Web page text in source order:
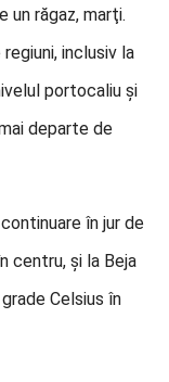
un răgaz, marţi.
inclusiv la
portocaliu şi
departe de
în jur de
centru, şi la Beja
Celsius în